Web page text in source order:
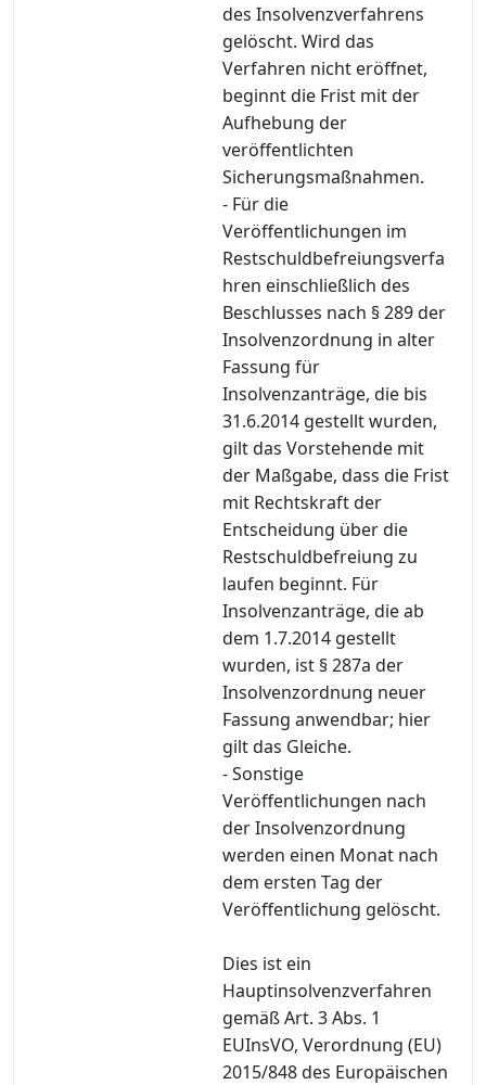
des Insolvenzverfahrens
gelöscht. Wird das
Verfahren nicht eröffnet,
beginnt die Frist mit der
Aufhebung der
veröffentlichten
Sicherungsmaßnahmen.
- Für die
Veröffentlichungen im
Restschuldbefreiungsverfa
hren einschließlich des
Beschlusses nach § 289 der
Insolvenzordnung in alter
Fassung für
Insolvenzanträge, die bis
31.6.2014 gestellt wurden,
gilt das Vorstehende mit
der Maßgabe, dass die Frist
mit Rechtskraft der
Entscheidung über die
Restschuldbefreiung zu
laufen beginnt. Für
Insolvenzanträge, die ab
dem 1.7.2014 gestellt
wurden, ist § 287a der
Insolvenzordnung neuer
Fassung anwendbar; hier
gilt das Gleiche.
- Sonstige
Veröffentlichungen nach
der Insolvenzordnung
werden einen Monat nach
dem ersten Tag der
Veröffentlichung gelöscht.
Dies ist ein
Hauptinsolvenzverfahren
gemäß Art. 3 Abs. 1
EUInsVO, Verordnung (EU)
2015/848 des Europäischen